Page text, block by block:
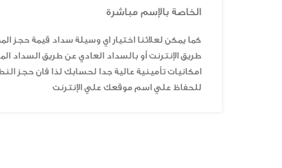
الخاصة بالإسم مباشرة
كما يمكن لعلائنا اختيار اي وسيلة سداد قيمة حجز
طريق الإنترنت أو بالسداد العادي عن طريق السداد
امكانيات تأمينية عالية جدا لحسابك لذا فان حجز
للحفاظ علي اسم موقعك علي الإنترنت